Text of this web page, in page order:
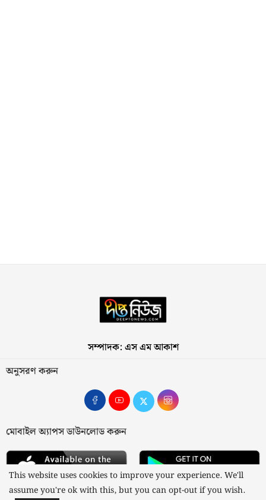
সম্পাদক: এস এম আকাশ
অনুসরণ করুন
মোবাইল অ্যাপস ডাউনলোড করুন
This website uses cookies to improve your experience. We'll
assume you're ok with this, but you can opt-out if you wish.